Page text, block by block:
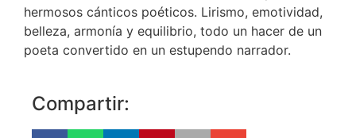
hermosos cánticos poéticos. Lirismo, emotividad,
belleza, armonía y equilibrio, todo un hacer de un
poeta convertido en un estupendo narrador.
Compartir: